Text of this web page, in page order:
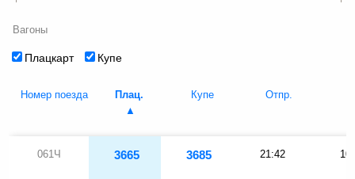
Вагоны
Плацкарт Купе
Номер поезда Плац. Купе Отпр.
061Ч 3665 3685 21:42